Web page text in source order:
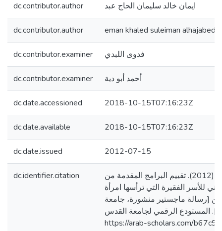
dc.contributor.author ايمان خالد سليمان الحاج عبد
dc.contributor.author eman khaled suleiman alhajabed
dc.contributor.examiner فدوى اللبدي
dc.contributor.examiner أحمد أبو دية
dc.date.accessioned 2018-10-15T07:16:23Z
dc.date.available 2018-10-15T07:16:23Z
dc.date.issued 2012-07-15
dc.identifier.citation
الحاج عبد، ايمان خالد. (2012). تقييم البرامج المقدمة من
للأسر الفقيرة التي ترأسها امرأة
[رسالة ماجستير منشورة، جامعة
المستودع الرقمي لجامعة القدس.
https://arab-scholars.com/b67c90